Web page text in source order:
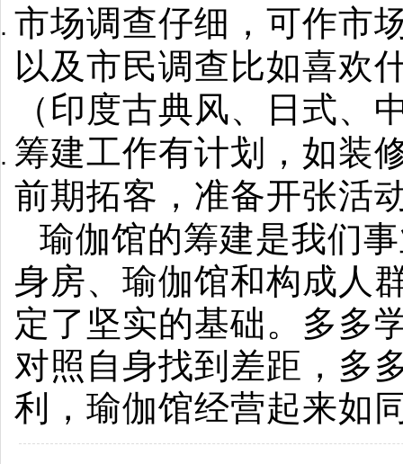
市场调查仔细，可作市
以及市民调查比如喜欢
（印度古典风、日式、
筹建工作有计划，如装
前期拓客，准备开张活
瑜伽馆的筹建是我们
身房、瑜伽馆和构成人
定了坚实的基础。多多
对照自身找到差距，多
利，瑜伽馆经营起来如